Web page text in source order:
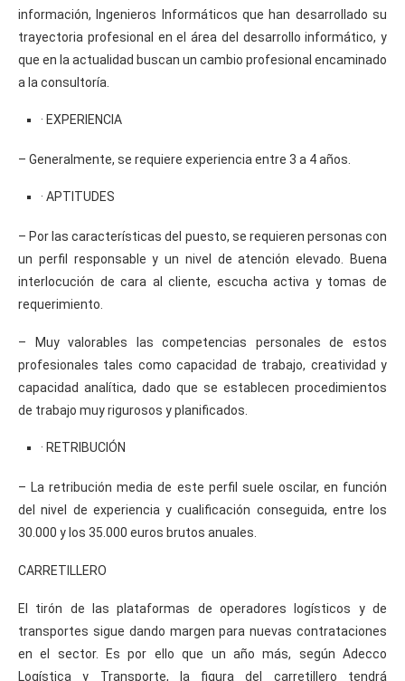
información, Ingenieros Informáticos que han desarrollado su
trayectoria profesional en el área del desarrollo informático, y
que en la actualidad buscan un cambio profesional encaminado
a la consultoría.
· EXPERIENCIA
– Generalmente, se requiere experiencia entre 3 a 4 años.
· APTITUDES
– Por las características del puesto, se requieren personas con
un perfil responsable y un nivel de atención elevado. Buena
interlocución de cara al cliente, escucha activa y tomas de
requerimiento.
– Muy valorables las competencias personales de estos
profesionales tales como capacidad de trabajo, creatividad y
capacidad analítica, dado que se establecen procedimientos
de trabajo muy rigurosos y planificados.
· RETRIBUCIÓN
– La retribución media de este perfil suele oscilar, en función
del nivel de experiencia y cualificación conseguida, entre los
30.000 y los 35.000 euros brutos anuales.
CARRETILLERO
El tirón de las plataformas de operadores logísticos y de
transportes sigue dando margen para nuevas contrataciones
en el sector. Es por ello que un año más, según Adecco
Logística y Transporte, la figura del carretillero tendrá